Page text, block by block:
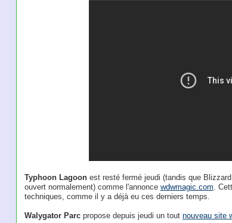
Typhoon Lagoonest resté fermé jeudi (tandis que
ouvert normalement) comme l'annonce wdwmagic.com.
techniques, comme il y a déjà eu ces derniers temps.
Walygator Parcpropose depuis jeudi un tout nouveau site